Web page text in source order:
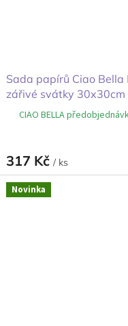
Sada papírů Ciao Bella
zářivé svátky 30x30cm
CIAO BELLA
317 Kč/ ks
Novinka